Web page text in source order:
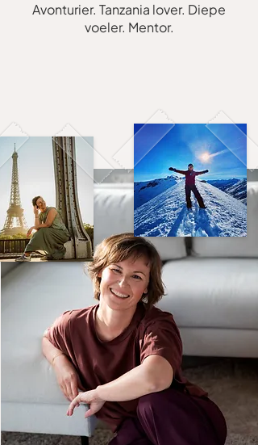
Avonturier. Tanzania lover. Diepe
voeler. Mentor.